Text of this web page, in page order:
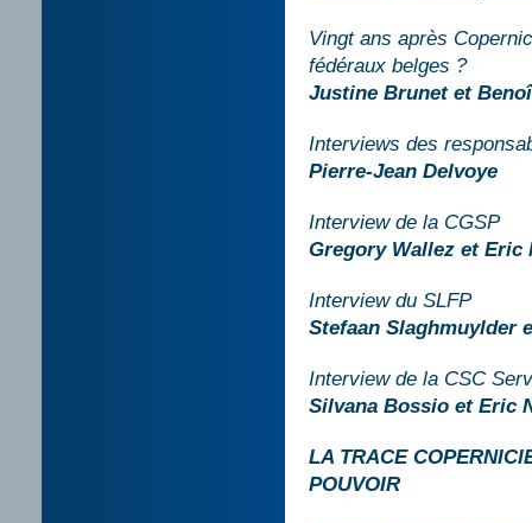
Vingt ans après
fédéraux belges ?
Justine Brunet et
Interviews des
Pierre-Jean Delvoye
Interview de la CGSP
Gregory Wallez et Eric
Interview du SLFP
Stefaan Slaghmuylder
Interview de la CSC
Silvana Bossio et Eric
LA TRACE
POUVOIR